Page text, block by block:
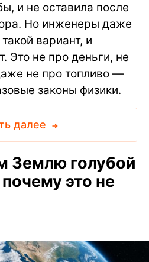
и не оставила после
Но инженеры даже
вариант, и
Это не про деньги, не
не про топливо —
законы физики.
далее
Землю голубой
это не